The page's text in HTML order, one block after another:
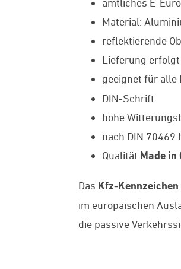
Material:
reflektierende
Lieferung
geeignet für alle
DIN-Schrift
hohe
nach DIN 70469
Qualität Made in
Das Kfz-Kennzeichen
im europäischen
die passive